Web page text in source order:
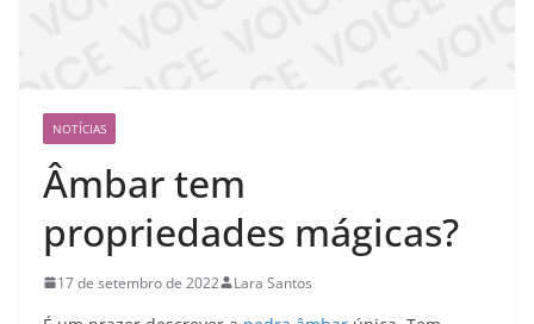
NOTÍCIAS
Âmbar tem
propriedades mágicas?
17 de setembro de 2022 Lara Santos